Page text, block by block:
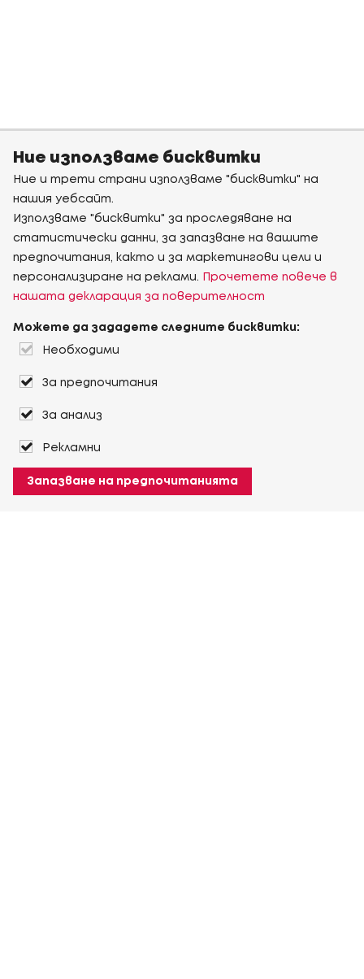
Ние използваме бисквитки
Ние и трети страни използваме "бисквитки" на
нашия уебсайт.
Използваме "бисквитки" за проследяване на
статистически данни, за запазване на вашите
предпочитания, както и за маркетингови цели и
персонализиране на реклами.
Прочетете повече в
нашата декларация за поверителност
Можете да зададете следните бисквитки:
Необходими
За предпочитания
За анализ
Рекламни
Запазване на предпочитанията